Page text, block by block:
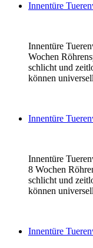
Innentüre
Innentüre
Wochen
schlicht und
können
Innentüre
Innentüre
8 Wochen
schlicht und
können
Innentüre